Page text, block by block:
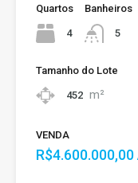
Quartos
4
Banheiros
5
Tamanho do Lote
452 m²
VENDA